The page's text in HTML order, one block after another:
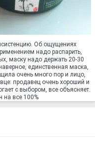
Об ощущениях
надо распарить,
маску надо держать 20-30
единственная маска,
очень много пор и лицо,
продавец очень хороший и
с выбором, все объясняет.
на все 100%